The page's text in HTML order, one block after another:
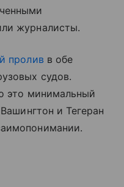
журналисты.
пролив в обе
судов.
это минимальный
и Тегеран